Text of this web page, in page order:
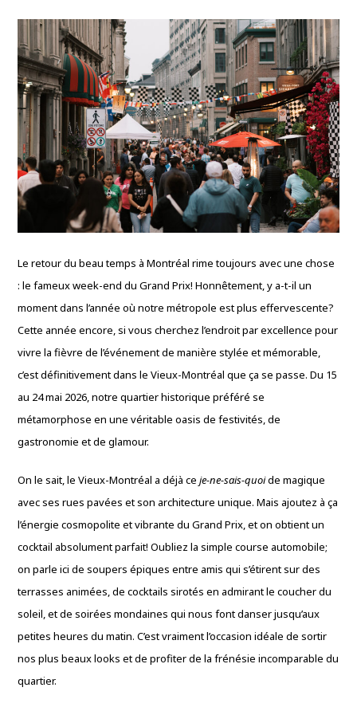
Le retour du beau temps à Montréal rime toujours avec une chose
: le fameux week-end du Grand Prix! Honnêtement, y a-t-il un
moment dans l’année où notre métropole est plus effervescente?
Cette année encore, si vous cherchez l’endroit par excellence pour
vivre la fièvre de l’événement de manière stylée et mémorable,
c’est définitivement dans le Vieux-Montréal que ça se passe. Du 15
au 24 mai 2026, notre quartier historique préféré se
métamorphose en une véritable oasis de festivités, de
gastronomie et de glamour.
On le sait, le Vieux-Montréal a déjà ceje-ne-sais-quoide magique
avec ses rues pavées et son architecture unique. Mais ajoutez à ça
l’énergie cosmopolite et vibrante du Grand Prix, et on obtient un
cocktail absolument parfait! Oubliez la simple course automobile;
on parle ici de soupers épiques entre amis qui s’étirent sur des
terrasses animées, de cocktails sirotés en admirant le coucher du
soleil, et de soirées mondaines qui nous font danser jusqu’aux
petites heures du matin. C’est vraiment l’occasion idéale de sortir
nos plus beaux looks et de profiter de la frénésie incomparable du
quartier.